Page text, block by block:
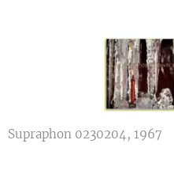
Supraphon 0230204, 1967